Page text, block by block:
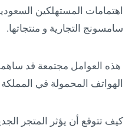
اهتمامات المستهلكين
سامسونج التجارية و منتجاتها.
هذه العوامل مجتمعة قد
الهواتف المحمولة في المملكة
كيف تتوقع أن يؤثر المتجر